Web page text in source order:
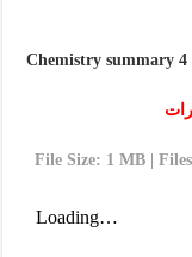
Chemistry summary 4
File Size: 1 MB |